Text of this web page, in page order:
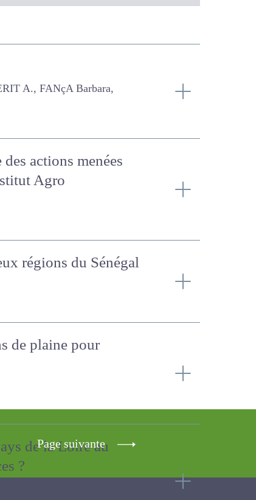
BLUET Bertrand,
actions menées
Agro
régions du
de plaine pour
de la Loire au
Page suivante